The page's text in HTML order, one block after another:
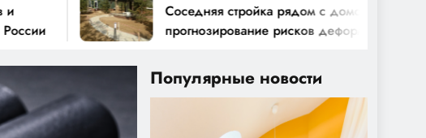
Соседняя стройка рядом с домом:
прогнозирование рисков деформаций
Популярные новости